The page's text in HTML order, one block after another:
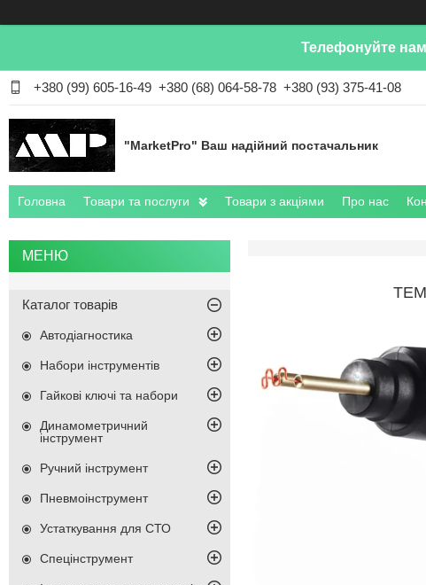
Телефонуйте нам
+380 (99) 605-16-49 +380 (68) 064-58-78 +380 (93) 375-41-08
"MarketPro" Ваш надійний постачальник
Головна Товари та послуги Товари з акціями Про нас
Каталог товарів
Автодіагностика
Набори інструментів
Гайкові ключі та набори
Динамометричний
інструмент
Ручний інструмент
Пневмоінструмент
Устаткування для СТО
Спецінструмент